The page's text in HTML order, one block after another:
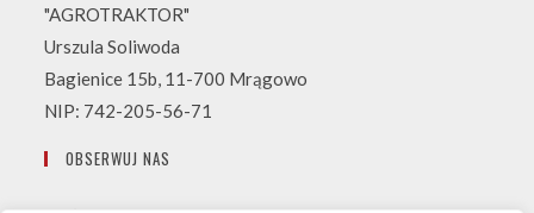
"AGROTRAKTOR"
Urszula Soliwoda
Bagienice 15b, 11-700 Mrągowo
NIP: 742-205-56-71
OBSERWUJ NAS